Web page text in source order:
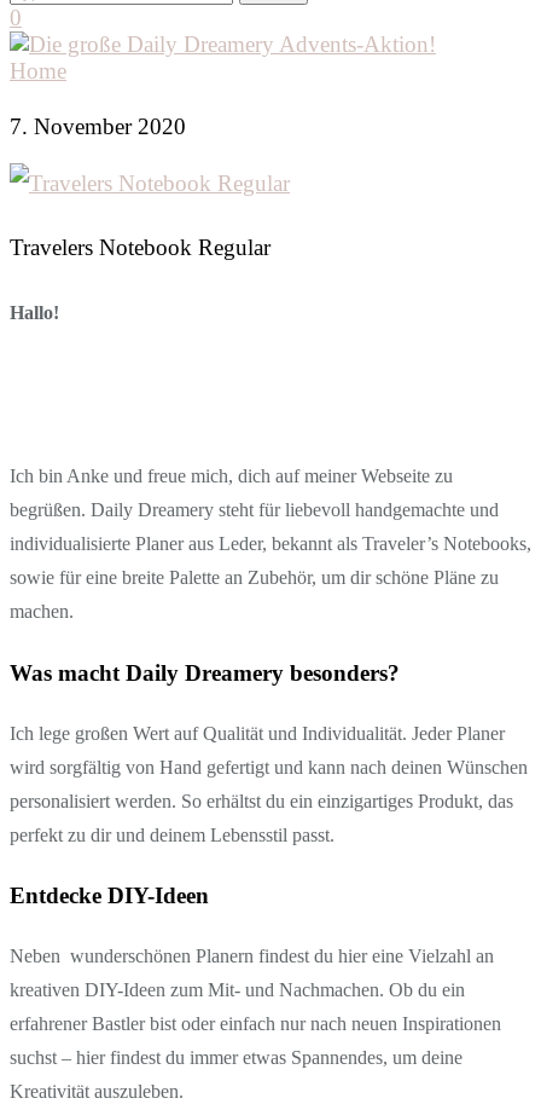
0
Home
7. November 2020
Travelers Notebook Regular
Hallo!
Ich bin Anke und freue mich, dich auf meiner Webseite zu
begrüßen. Daily Dreamery steht für liebevoll handgemachte und
individualisierte Planer aus Leder, bekannt als Traveler’s Notebooks,
sowie für eine breite Palette an Zubehör, um dir schöne Pläne zu
machen.
Was macht Daily Dreamery besonders?
Ich lege großen Wert auf Qualität und Individualität. Jeder Planer
wird sorgfältig von Hand gefertigt und kann nach deinen Wünschen
personalisiert werden. So erhältst du ein einzigartiges Produkt, das
perfekt zu dir und deinem Lebensstil passt.
Entdecke DIY-Ideen
Neben wunderschönen Planern findest du hier eine Vielzahl an
kreativen DIY-Ideen zum Mit- und Nachmachen. Ob du ein
erfahrener Bastler bist oder einfach nur nach neuen Inspirationen
suchst – hier findest du immer etwas Spannendes, um deine
Kreativität auszuleben.